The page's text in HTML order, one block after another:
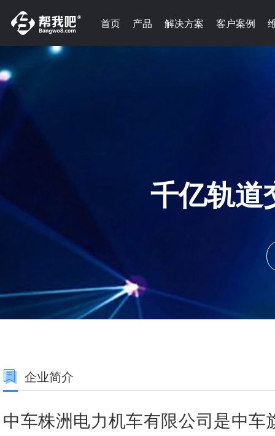
首页 产品 解决方案 客户案例
千亿轨道
企业简介
中车株洲电力机车有限公司是中